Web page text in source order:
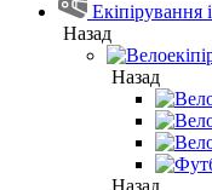
Екіпірування
Назад
Назад
Назад